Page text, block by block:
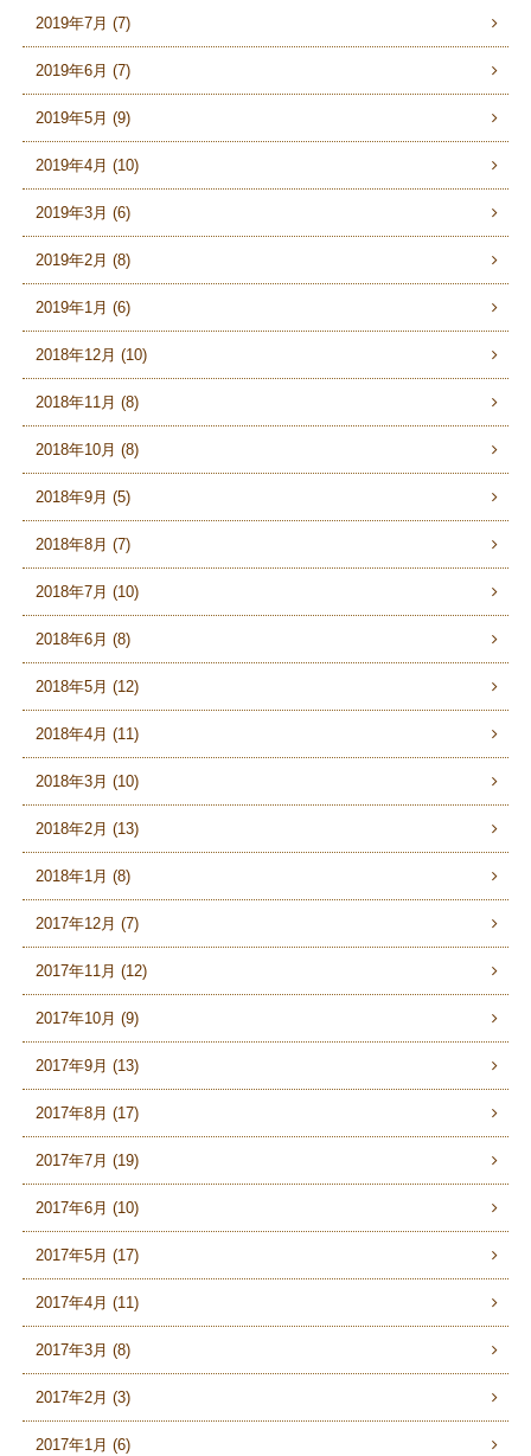
2019年7月 (7)
2019年6月 (7)
2019年5月 (9)
2019年4月 (10)
2019年3月 (6)
2019年2月 (8)
2019年1月 (6)
2018年12月 (10)
2018年11月 (8)
2018年10月 (8)
2018年9月 (5)
2018年8月 (7)
2018年7月 (10)
2018年6月 (8)
2018年5月 (12)
2018年4月 (11)
2018年3月 (10)
2018年2月 (13)
2018年1月 (8)
2017年12月 (7)
2017年11月 (12)
2017年10月 (9)
2017年9月 (13)
2017年8月 (17)
2017年7月 (19)
2017年6月 (10)
2017年5月 (17)
2017年4月 (11)
2017年3月 (8)
2017年2月 (3)
2017年1月 (6)